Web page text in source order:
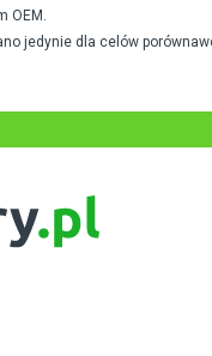
OEM.
jedynie dla celów